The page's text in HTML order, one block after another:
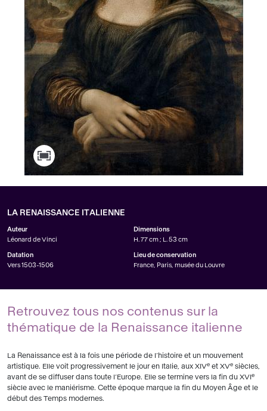
LA RENAISSANCE ITALIENNE
Auteur
Léonard de Vinci
Dimensions
H. 77 cm ; L. 53 cm
Datation
Vers 1503-1506
Lieu de conservation
France, Paris, musée du Louvre
Retrouvez tous nos contenus sur la
thématique de la Renaissance italienne
La Renaissance est à la fois une période de l’histoire et un mouvement
artistique. Elle voit progressivement le jour en Italie, aux XIVe et XVe siècles,
avant de se diffuser dans toute l’Europe. Elle se termine vers la fin du XVI e
siècle avec le maniérisme. Cette époque marque la fin du Moyen Âge et le
début des Temps modernes.